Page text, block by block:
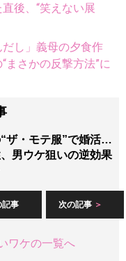
後、“笑えない展
し」義母の夕食作
まさかの反撃方法”に
ザ・モテ服”で婚活…
男ウケ狙いの逆効果
記事 次の記事
ワケの一覧へ